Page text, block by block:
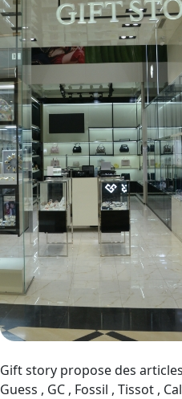
Gift story propose des
Guess , GC , Fossil , Tissot ,